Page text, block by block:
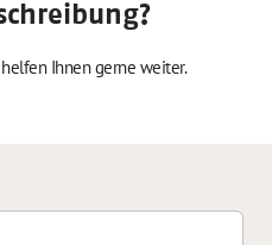
Ihnen gerne weiter.